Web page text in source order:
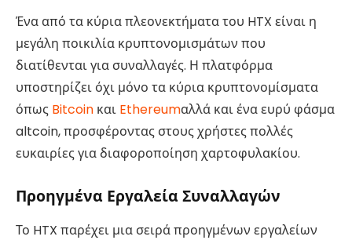
Ένα από τα κύρια πλεονεκτήματα του HTX είναι η
μεγάλη ποικιλία κρυπτονομισμάτων που
διατίθενται για συναλλαγές. Η πλατφόρμα
υποστηρίζει όχι μόνο τα κύρια κρυπτονομίσματα
όπως Bitcoin και Ethereumαλλά και ένα ευρύ φάσμα
altcoin, προσφέροντας στους χρήστες πολλές
ευκαιρίες για διαφοροποίηση χαρτοφυλακίου.
Προηγμένα Εργαλεία Συναλλαγών
Το HTX παρέχει μια σειρά προηγμένων εργαλείων